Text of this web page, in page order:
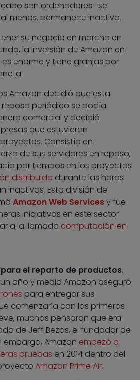
son ordenadores- se
menos, permanece inactiva.
su negocio en marcha en
la inversión de Amazon en
es enorme y tiene granjas por
Amazon decidió que esta
periódico se podía
comercial y decidió
que estuvieran
Consistía en
de sus servidores en reposo,
por tiempos en los proyectos
distribuida durante las horas
inactivos. Esta división de
Amazon Web Servicesy fue
iniciativas en este sector
a la llamada computación en
para el reparto de productos.
año y medio Amazon aseguró
para entregar sus
comenzaría con los primeros
muchos pensaron que era
de Jeff Bezos, el fundador de
embargo, Amazon empezó a
pruebas en 2014 dentro del
Amazon Prime Air.